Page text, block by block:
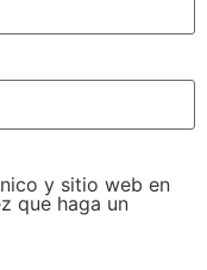
y sitio web en
que haga un